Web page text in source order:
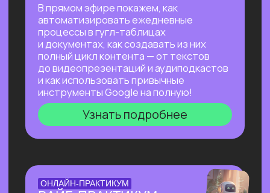
Будет много практики: сделаем ретушь
фотографий, создадим презентацию
с функционалом, у которого нет
аналогов даже в иностранных
нейросетях, соберем майндкарты для
учебы, создадим аудиоподкаст
на основе текста и многое другое!
Узнать подробнее
БОЛЬШОЙ ПРАКТИКУМ
ПО СОЗДАНИЮ
инструменты по созданию презентаций
и инфографики: без долгой верстки,
сложных программ и навыков в дизайне!